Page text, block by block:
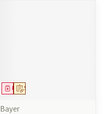
Sur prescription
Médicament
Bayer